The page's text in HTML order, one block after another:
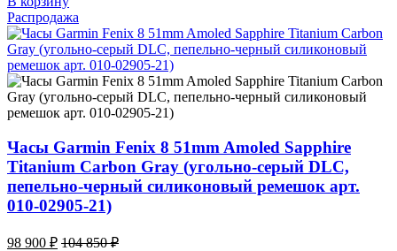
Распродажа
Часы Garmin Fenix 8 51mm Amoled Sapphire
Titanium Carbon Gray (угольно-серый DLC,
пепельно-черный силиконовый ремешок арт.
010-02905-21)
98 900 ₽ 104 850₽